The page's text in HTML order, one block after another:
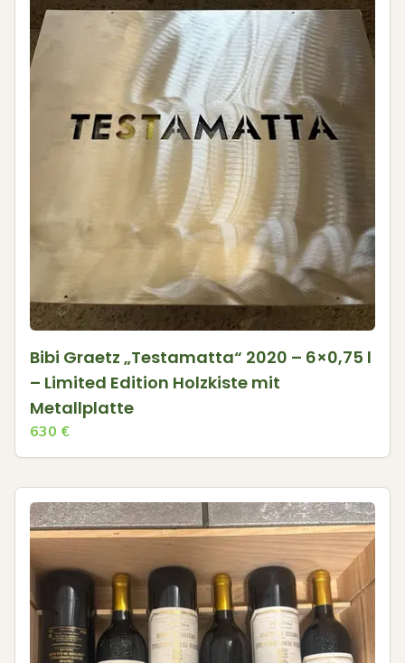
Bibi Graetz „Testamatta“ 2020 – 6×0,75 l
– Limited Edition Holzkiste mit
Metallplatte
630 €